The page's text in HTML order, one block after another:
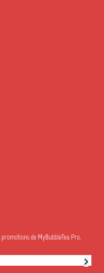
de MyBubbleTea Pro.